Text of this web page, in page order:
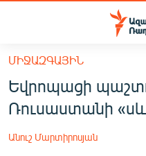
Մատչելիության
հիմնական
բովանդակությանը
Անցնել
հիմնական
մենյուին
ՀԱՅԱՍՏԱՆ
ԸՆՏՐՈՒԹՅՈՒՆՆԵՐ 2026
ՄԻՋԱԶԳԱՅԻՆ
Եվրոպացի
Ռուսաստանի «սև
Անուշ Մարտիրոսյան